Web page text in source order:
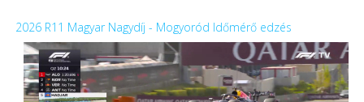
2026 R11 Magyar Nagydíj - Mogyoród Időmérő edzés